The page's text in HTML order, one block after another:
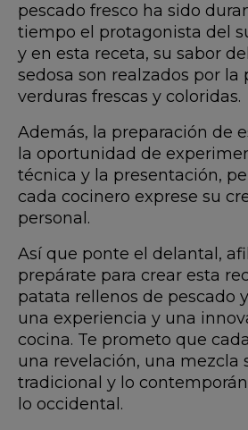
pescado fresco ha sido
tiempo el protagonista del
y en esta receta, su sabor
sedosa son realzados por la
verduras frescas y coloridas.
Además, la preparación de
la oportunidad de
técnica y la presentación,
cada cocinero exprese su
personal.
Así que ponte el delantal,
prepárate para crear esta
patata rellenos de pescado
una experiencia y una
cocina. Te prometo que
una revelación, una mezcla
tradicional y lo
lo occidental.